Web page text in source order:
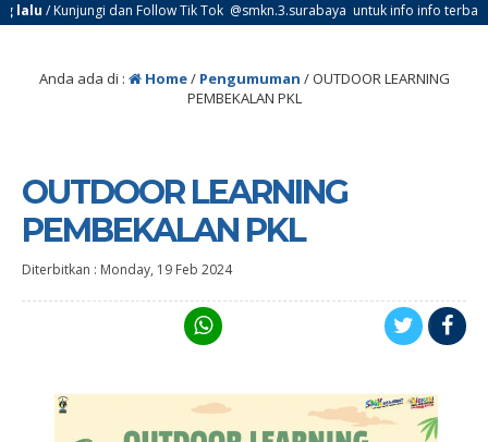
/ Kunjungi dan Follow Tik Tok @smkn.3.surabaya untuk info info terbaru
Anda ada di : Home/ Pengumuman /OUTDOOR LEARNING
PEMBEKALAN PKL
OUTDOOR LEARNING
PEMBEKALAN PKL
Diterbitkan : Monday, 19 Feb 2024